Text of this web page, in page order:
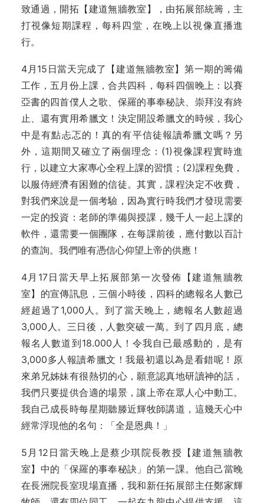
致通過，開拓【建道無牆教室】，由拓展部統籌，主
打視像短期課程，每科四堂，在晚上以視像直播進
行。
4月15日當天完成了【建道無牆教室】第一期的籌備
工作，五月份上課，合共四科，每科四個晚上：以賽
亞書的四首僕人之歌、保羅的事奉秘訣、崇拜沒有終
止、還有實用希臘文！決定開設希臘文的時候，我心
中是有點忐忑的！真的有平信徒報讀希臘文嗎？另
外，這期間又確立了兩個理念：(1)視像課程實時進
行，以建立大家專心全程上課的習慣；(2)課程免費，
以服侍經濟有困難的信徒。其實，課程決定不收費，
對我們來說是一個考驗，因為實行時我們才發現需要
一定的投資：老師的準備與授課，幾千人一起上課的
軟件，還需要一個團隊，在每課前後，應付數以百計
的查詢。我們唯有憑信心仰望上帝的供應！
4月17日當天早上拓展部第一次發佈【建道無牆教
室】的宣傳訊息，三個小時後，四科的總報名人數已
經超過了1,000人。到了當天晚上，總報名人數超過
3,000人。三日後，人數突破一萬。到了四月底，總
報名人數道到18.000人！令我自已最感動的，是有
3,000多人報讀希臘文！我最初還以為是看錯呢！原
來弟兄姊妹有很熱切的心，願意認真地研讀神的話，
我們只要提供合適的場景，讓上帝在眾人心中動工。
我自己成長時每星期聽滕近輝牧師講道，這幾天心中
經常浮現他的名句：「全是恩典！」
5月12日當天晚上是蔡少琪院長教授【建道無牆教
室】中的「保羅的事奉秘訣」的第一課。他自己當晚
在長洲院長室現場直播，我和新任拓展部主任鄭家輝